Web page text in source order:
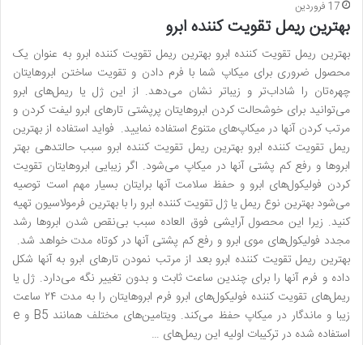
17 فروردین
بهترین ریمل تقویت کننده ابرو
بهترین ریمل تقویت کننده ابرو بهترین ریمل تقویت کننده ابرو به عنوان یک
محصول ضروری برای میکاپ شما با فرم دادن و تقویت ساختن ابروهایتان
چهره‌تان را شاداب‌تر و زیباتر نشان می‌دهد. از این ژل یا ریمل‌های ابرو
می‌توانید برای خوشحالت کردن ابروهایتان پرپشتی تارهای ابرو لیفت کردن و
مرتب کردن آنها در میکاپ‌های متنوع استفاده نمایید. فواید استفاده از بهترین
ریمل تقویت کننده ابرو بهترین ریمل تقویت کننده ابرو سبب حالتدهی بهتر
ابروها و رفع کم پشتی آنها در میکاپ می‌شود‌. اگر زیبایی ابروهایتان تقویت
کردن فولیکول‌های ابرو و حفظ سلامت آنها برایتان بسیار مهم است توصیه
می‌شود بهترین نوع ریمل یا ژل تقویت کننده ابرو را با بهترین فرمولاسیون تهیه
کنید. زیرا این محصول آرایشی فوق العاده سبب بی‌نقص شدن ابروها رشد
مجدد فولیکول‌های موی ابرو و رفع کم پشتی آنها در کوتاه مدت خواهد شد.
بهترین ریمل تقویت کننده ابرو بعد از مرتب نمودن تارهای ابرو به آنها شکل
داده و فرم آنها را برای چندین ساعت ثابت و بدون تغییر نگه می‌دارد. ژل یا
ریمل‌های تقویت کننده فولیکول‌های ابرو فرم ابروهایتان را به مدت ۲۴ ساعت
زیبا و ماندگار در میکاپ حفظ می‌کند. ویتامین‌های مختلف همانند B5 و e
استفاده شده در ترکیبات اولیه این ریمل‌های …